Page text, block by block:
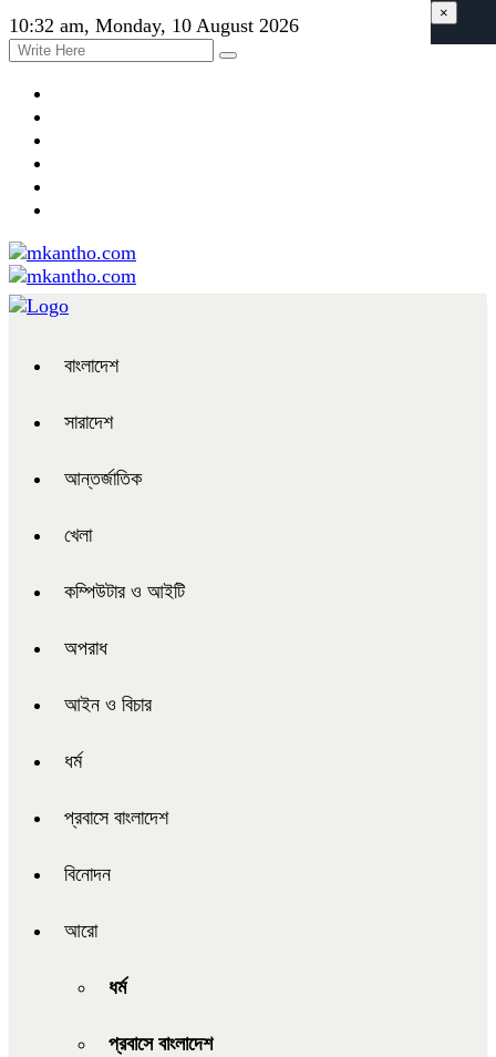
10:32 am, Monday, 10 August 2026
বাংলাদেশ
সারাদেশ
আন্তর্জাতিক
খেলা
কম্পিউটার ও আইটি
অপরাধ
আইন ও বিচার
ধর্ম
প্রবাসে বাংলাদেশ
বিনোদন
আরো
ধর্ম
প্রবাসে বাংলাদেশ
×